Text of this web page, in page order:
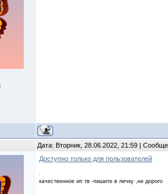
Дата: Вторник, 28.06.2022, 21:59 |
Доступно только для пользователей
качественное ип тв -пишите в личку ,не дорого